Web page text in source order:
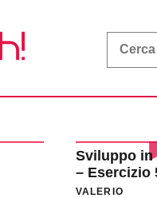
a
Math!
Sviluppo in
– Esercizio
VALERIO